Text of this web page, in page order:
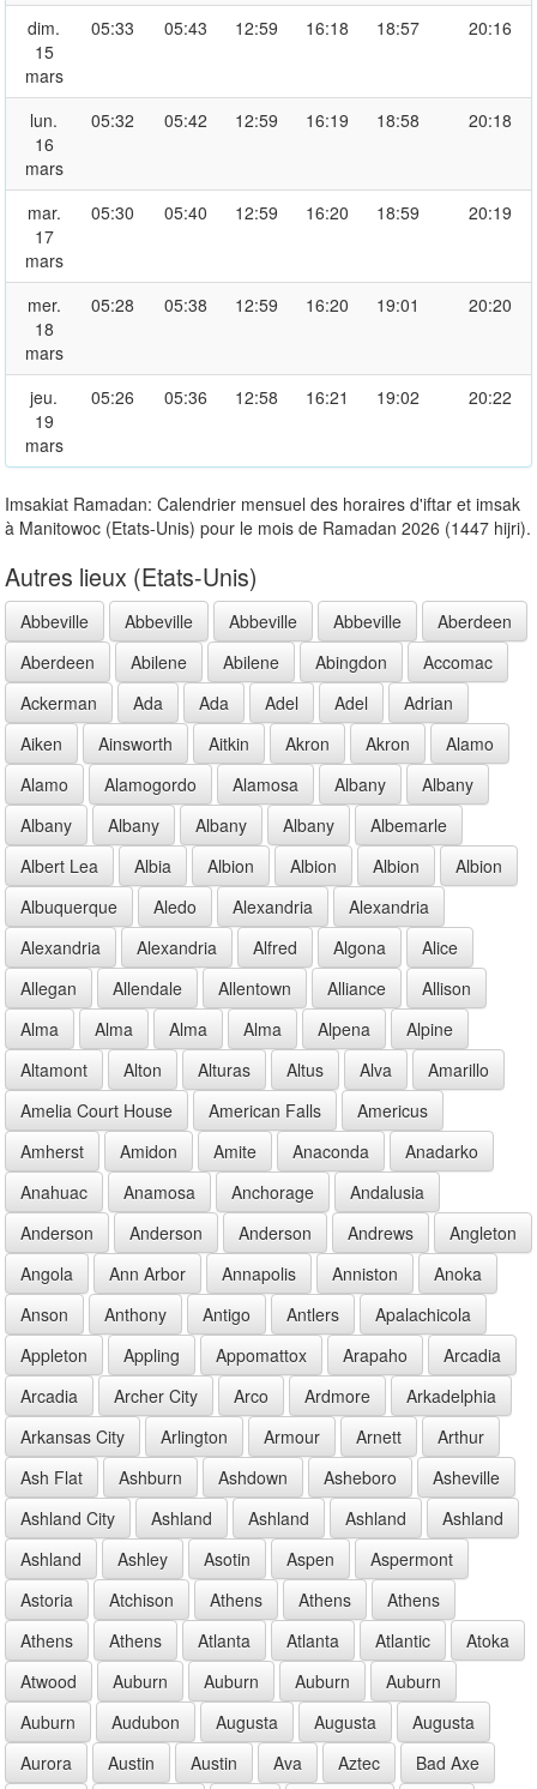
dim.
15
mars
05:33 05:43 12:59 16:18 18:57 20:16
lun.
16
mars
05:32 05:42 12:59 16:19 18:58 20:18
mar.
17
mars
05:30 05:40 12:59 16:20 18:59 20:19
mer.
18
mars
05:28 05:38 12:59 16:20 19:01 20:20
jeu.
19
mars
05:26 05:36 12:58 16:21 19:02 20:22
Imsakiat Ramadan: Calendrier mensuel des horaires d'iftar et imsak
à Manitowoc (Etats-Unis) pour le mois de Ramadan 2026 (1447 hijri).
Autres lieux (Etats-Unis)
Abbeville Abbeville Abbeville Abbeville
Aberdeen
Aberdeen
Abilene Abilene Abingdon
Accomac
Ackerman
Ada Ada Adel Adel
Adrian
Aiken
Ainsworth Aitkin Akron Akron
Alamo
Alamo
Alamogordo Alamosa Albany
Albany
Albany
Albany Albany Albany
Albemarle
Albert Lea
Albia Albion Albion Albion
Albion
Albuquerque
Aledo Alexandria
Alexandria
Alexandria
Alexandria Alfred Algona
Alice
Allegan
Allendale Allentown Alliance
Allison
Alma
Alma Alma Alma Alpena
Alpine
Altamont
Alton Alturas Altus Alva
Amarillo
Amelia Court House
American Falls
Americus
Amherst
Amidon Amite Anaconda
Anadarko
Anahuac
Anamosa Anchorage
Andalusia
Anderson
Anderson Anderson Andrews
Angleton
Angola
Ann Arbor Annapolis Anniston
Anoka
Anson
Anthony Antigo Antlers
Apalachicola
Appleton
Appling Appomattox Arapaho
Arcadia
Arcadia
Archer City Arco Ardmore
Arkadelphia
Arkansas City
Arlington Armour Arnett
Arthur
Ash Flat
Ashburn Ashdown Asheboro
Asheville
Ashland City
Ashland Ashland Ashland
Ashland
Ashland
Ashley Asotin Aspen
Aspermont
Astoria
Atchison Athens Athens
Athens
Athens
Athens Atlanta Atlanta Atlantic
Atoka
Atwood
Auburn Auburn Auburn
Auburn
Auburn
Audubon Augusta Augusta
Augusta
Aurora
Austin Austin Ava Aztec
Bad Axe